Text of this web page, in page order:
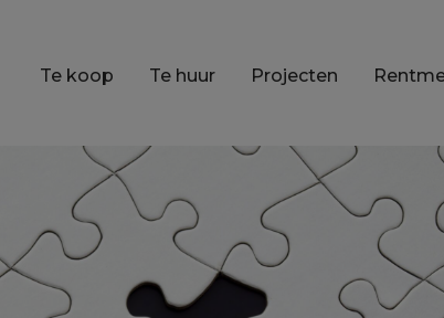
Te koop Te huur Projecten